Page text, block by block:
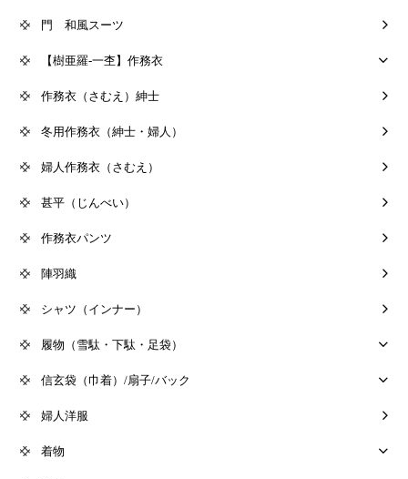
門 和風スーツ
【樹亜羅-一杢】作務衣
作務衣（さむえ）紳士
冬用作務衣（紳士・婦人）
婦人作務衣（さむえ）
甚平（じんべい）
作務衣パンツ
陣羽織
シャツ（インナー）
履物（雪駄・下駄・足袋）
信玄袋（巾着）/扇子/バック
婦人洋服
着物